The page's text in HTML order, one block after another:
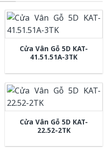
Cửa Vân Gỗ 5D KAT-
41.51.51A-3TK
Cửa Vân Gỗ 5D KAT-
22.52-2TK